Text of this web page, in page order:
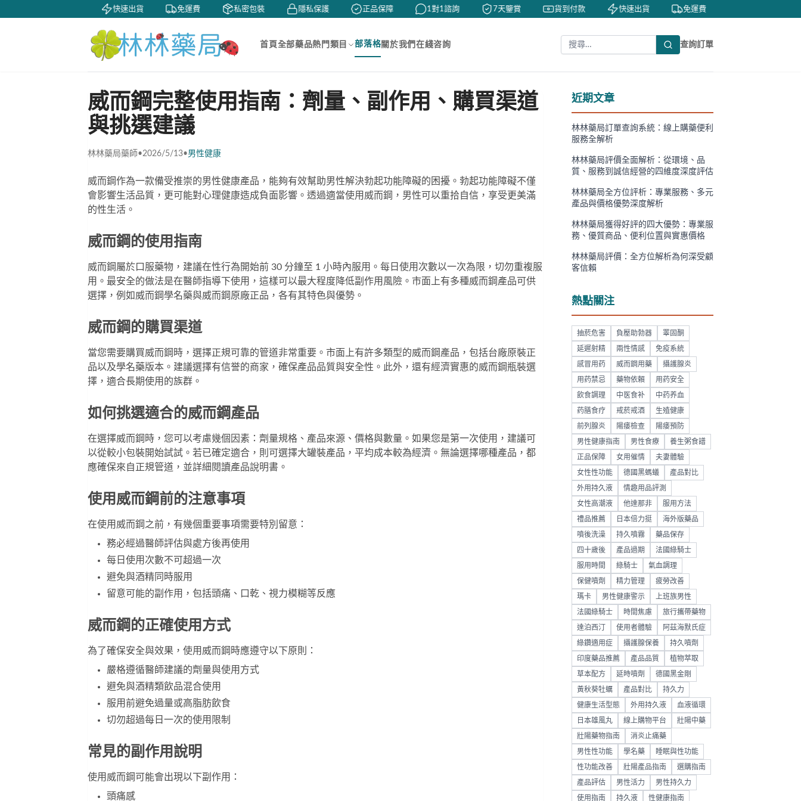
快速出貨 免運費 私密包裝 隱私保護 正品保障 1對1諮詢 7天鑒賞 貨到付款 快速出貨 免運費
首頁全部藥品熱門類目 部落格關於我們在綫咨詢 查詢訂單
威而鋼完整使用指南：劑量、副作用、購買渠道
與挑選建議
林林藥局藥師•2026/5/13•男性健康
威而鋼作為一款備受推崇的男性健康產品，能夠有效幫助男性解決勃起功能障礙的困擾。勃起功能障礙不僅
會影響生活品質，更可能對心理健康造成負面影響。透過適當使用威而鋼，男性可以重拾自信，享受更美滿
的性生活。
威而鋼的使用指南
威而鋼屬於口服藥物，建議在性行為開始前 30 分鐘至 1 小時內服用。每日使用次數以一次為限，切勿重複服
用。最安全的做法是在醫師指導下使用，這樣可以最大程度降低副作用風險。市面上有多種威而鋼產品可供
選擇，例如 威而鋼學名藥與威而鋼原廠正品 ，各有其特色與優勢。
威而鋼的購買渠道
當您需要購買威而鋼時，選擇正規可靠的管道非常重要。市面上有許多類型的威而鋼產品，包括台廠原裝正
品以及學名藥版本。建議選擇有信誉的商家，確保產品品質與安全性。此外，還有經濟實惠的威而鋼瓶裝選
擇，適合長期使用的族群。
如何挑選適合的威而鋼產品
在選擇威而鋼時，您可以考慮幾個因素：劑量規格、產品來源、價格與數量。如果您是第一次使用，建議可
以從較小包裝開始試試。若已確定適合，則可選擇大罐裝產品，平均成本較為經濟。無論選擇哪種產品，都
應確保來自正規管道，並詳細閱讀產品說明書。
使用威而鋼前的注意事項
在使用威而鋼之前，有幾個重要事項需要特別留意：
務必經過醫師評估與處方後再使用
每日使用次數不可超過一次
避免與酒精同時服用
留意可能的副作用，包括頭痛、口乾、視力模糊等反應
威而鋼的正確使用方式
為了確保安全與效果，使用威而鋼時應遵守以下原則：
嚴格遵循醫師建議的劑量與使用方式
避免與酒精類飲品混合使用
服用前避免過量或高脂肪飲食
切勿超過每日一次的使用限制
常見的副作用說明
使用威而鋼可能會出現以下副作用：
頭痛感
近期文章
林林藥局訂單查詢系統：線上購藥便利
服務全解析
林林藥局評價全面解析：從環境、品
質、服務到誠信經營的四維度深度評估
林林藥局全方位評析：專業服務、多元
產品與價格優勢深度解析
林林藥局獲得好評的四大優勢：專業服
務、優質商品、便利位置與實惠價格
林林藥局評價：全方位解析為何深受顧
客信賴
熱點關注
抽菸危害 負壓助勃器 睪固酮
延遲射精 兩性情感 免疫系統
感冒用药 威而鋼用藥 攝護腺炎
用药禁忌 藥物依賴 用药安全
飲食調理 中医食补 中药养血
药膳食疗 戒菸戒酒 生殖健康
前列腺炎 陽痿檢查 陽痿預防
男性健康指南 男性食療 養生粥食譜
正品保障 女用催情 夫妻體驗
女性性功能 德國黑螞蟻 產品對比
外用持久液 情趣用品評測
女性高潮液 他達那非 服用方法
禮品推薦 日本倍力挺 海外版藥品
噴後洗澡 持久噴霧 藥品保存
四十歲後 產品過期 法國綠騎士
服用時間 綠騎士 氣血調理
保健噴劑 精力管理 疲勞改善
瑪卡 男性健康警示 上班族男性
法國綠騎士 時間焦慮 旅行攜帶藥物
達泊西汀 使用者體驗 阿茲海默氏症
綠鑽適用症 攝護腺保養 持久噴劑
印度藥品推薦 產品品質 植物萃取
草本配方 延時噴劑 德國黑金剛
黃秋葵牡蠣 產品對比 持久力
健康生活型態 外用持久液 血液循環
日本雄風丸 線上購物平台 壯陽中藥
壯陽藥物指南 消炎止痛藥
男性性功能 學名藥 睡眠與性功能
性功能改善 壯陽產品指南 選購指南
產品評估 男性活力 男性持久力
使用指南 持久液 性健康指南